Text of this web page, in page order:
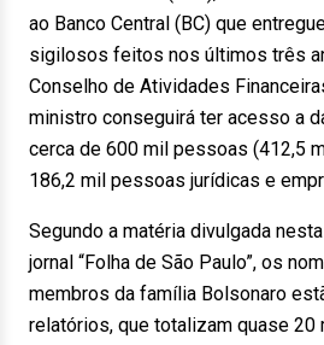
ao Banco Central (BC) que
sigilosos feitos nos últimos três
Conselho de Atividades
ministro conseguirá ter acesso a
cerca de 600 mil pessoas (412,5
186,2 mil pessoas jurídicas e
Segundo a matéria divulgada
jornal “Folha de São Paulo”, os
membros da família Bolsonaro
relatórios, que totalizam quase 20